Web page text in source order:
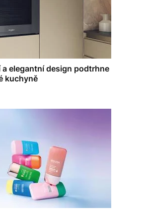
elegantní design podtrhne
kuchyně